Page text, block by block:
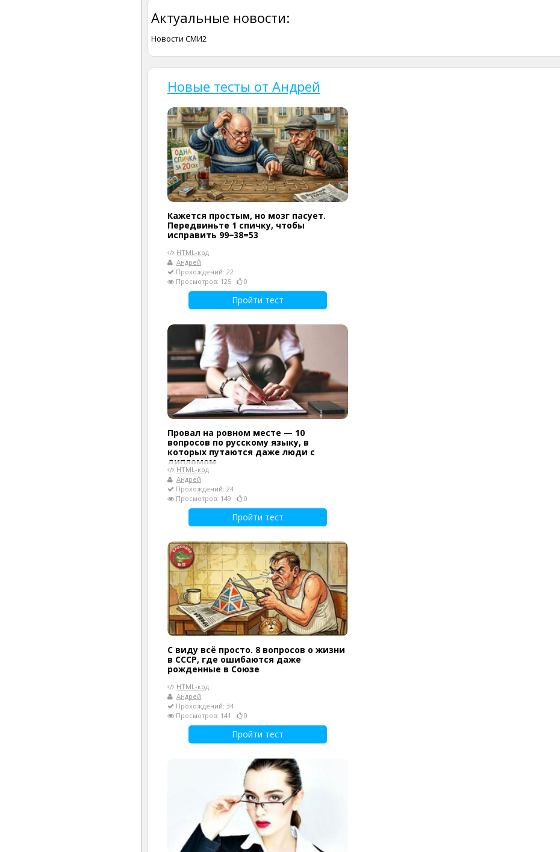
Актуальные новости:
Новости СМИ2
Новые тесты от Андрей
Кажется простым, но мозг пасует.
Передвиньте 1 спичку, чтобы
исправить 99−38=53
HTML-код
Андрей
Прохождений: 22
Просмотров: 125
0
Пройти тест
Провал на ровном месте — 10
вопросов по русскому языку, в
которых путаются даже люди с
дипломом
HTML-код
Андрей
Прохождений: 24
Просмотров: 149
0
Пройти тест
С виду всё просто. 8 вопросов о жизни
в СССР, где ошибаются даже
рожденные в Союзе
HTML-код
Андрей
Прохождений: 34
Просмотров: 141
0
Пройти тест